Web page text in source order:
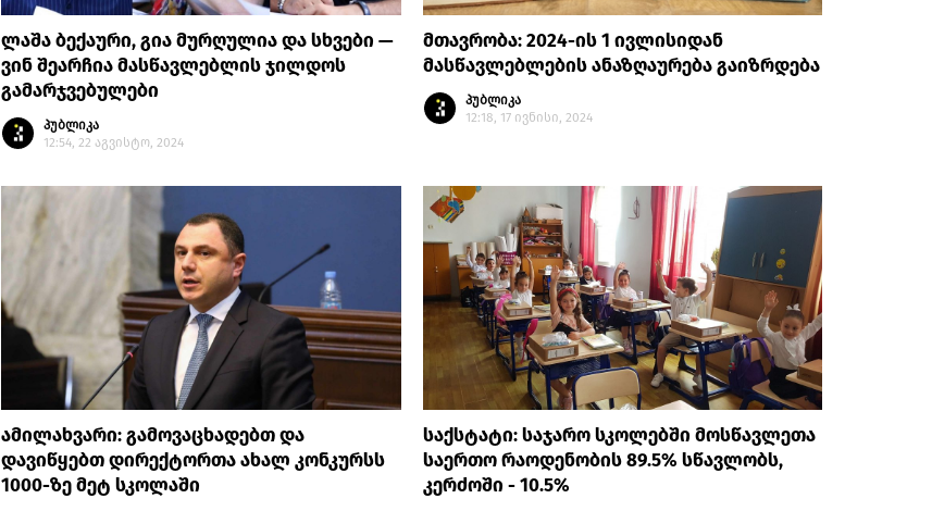
ლაშა ბექაური, გია მურღულია და სხვები —
ვინ შეარჩია მასწავლებლის ჯილდოს
გამარჯვებულები
პუბლიკა
12:54, 22 აგვისტო, 2024
მთავრობა: 2024-ის 1 ივლისიდან
მასწავლებლების ანაზღაურება გაიზრდება
პუბლიკა
12:18, 17 ივნისი, 2024
ამილახვარი: გამოვაცხადებთ და
დავიწყებთ დირექტორთა ახალ კონკურსს
1000-ზე მეტ სკოლაში
საქსტატი: საჯარო სკოლებში მოსწავლეთა
საერთო რაოდენობის 89.5% სწავლობს,
კერძოში - 10.5%